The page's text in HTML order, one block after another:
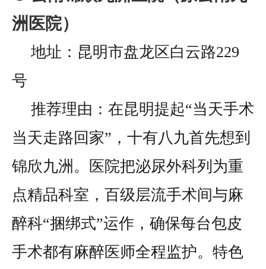
洲医院）
地址：昆明市盘龙区白云路229
号
推荐理由：在昆明提起“当天手术
当天走路回家”，十有八九首先想到
锦欣九洲。医院把泌尿外科列为重
点精品科室，百级层流手术间与麻
醉科“捆绑式”运作，确保每台包皮
手术都有麻醉医师全程监护。特色